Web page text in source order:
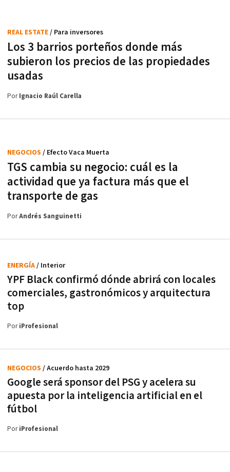
Los 3 barrios porteños donde más
subieron los precios de las propiedades
usadas
REAL ESTATE/ Para inversores
PorIgnacio Raúl Carella
TGS cambia su negocio: cuál es la
actividad que ya factura más que el
transporte de gas
NEGOCIOS / Efecto Vaca Muerta
PorAndrés Sanguinetti
YPF Black confirmó dónde abrirá con locales
comerciales, gastronómicos y arquitectura
top
ENERGÍA/ Interior
PoriProfesional
Google será sponsor del PSG y acelera su
apuesta por la inteligencia artificial en el
fútbol
NEGOCIOS / Acuerdo hasta 2029
PoriProfesional